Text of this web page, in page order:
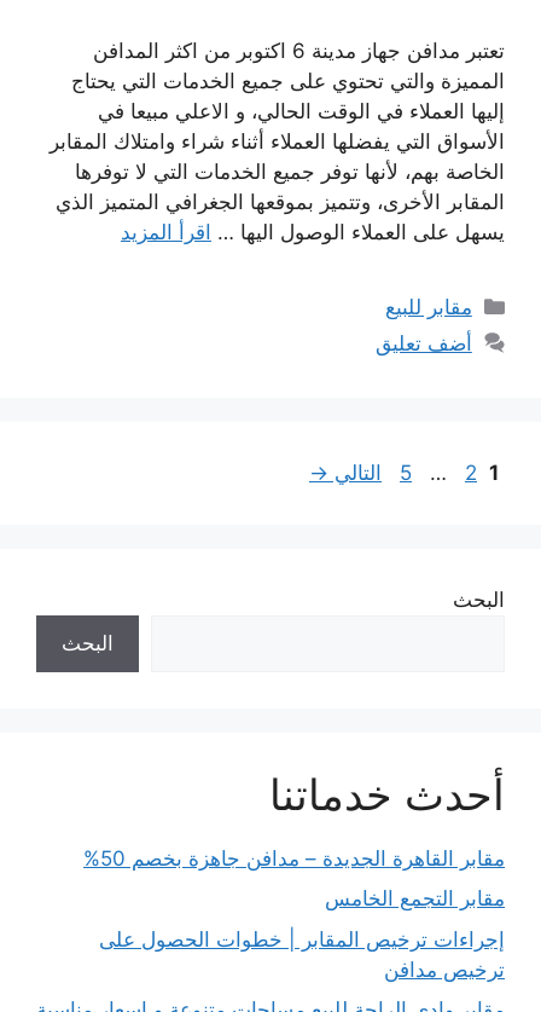
تعتبر مدافن جهاز مدينة 6 اكتوبر من اكثر المدافن
المميزة والتي تحتوي على جميع الخدمات التي يحتاج
إليها العملاء في الوقت الحالي، و الاعلي مبيعا في
الأسواق التي يفضلها العملاء أثناء شراء وامتلاك المقابر
الخاصة بهم، لأنها توفر جميع الخدمات التي لا توفرها
المقابر الأخرى، وتتميز بموقعها الجغرافي المتميز الذي
يسهل على العملاء الوصول اليها … اقرأ المزيد
التصنيفات
مقابر للبيع
أضف تعليق
Page
1
Page
2
…
Page
5 التالي →
البحث
البحث
أحدث خدماتنا
مقابر القاهرة الجديدة – مدافن جاهزة بخصم 50%
مقابر التجمع الخامس
إجراءات ترخيص المقابر | خطوات الحصول على
ترخيص مدافن